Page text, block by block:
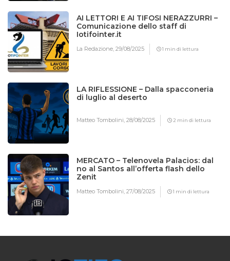
AI LETTORI E AI TIFOSI NERAZZURRI –
Comunicazione dello staff di
Iotifointer.it
La Redazione,29/08/2025 1 min di lettura
LA RIFLESSIONE – Dalla spacconeria
di luglio al deserto
Matteo Tombolini,28/08/2025 2 min di lettura
MERCATO – Telenovela Palacios: dal
no al Santos all’offerta flash dello
Zenit
Matteo Tombolini,27/08/2025 1 min di lettura